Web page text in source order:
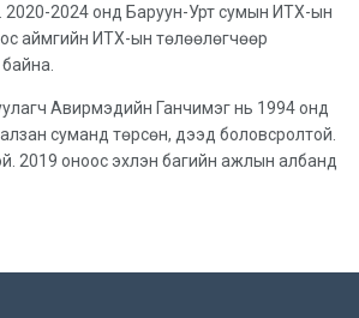
2020-2024 онд Баруун-Урт сумын ИТХ-ын
аймгийн ИТХ-ын төлөөлөгчөөр
Авирмэдийн Ганчимэг нь 1994 онд
суманд төрсөн, дээд боловсролтой.
2019 оноос эхлэн багийн ажлын албанд